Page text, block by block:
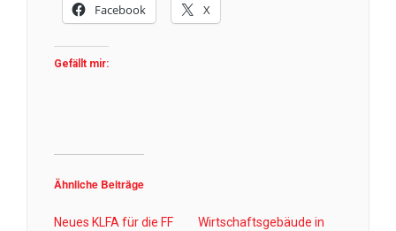
Facebook X
Gefällt mir:
Ähnliche Beiträge
Neues KLFA für die FF
Wirtschaftsgebäude in